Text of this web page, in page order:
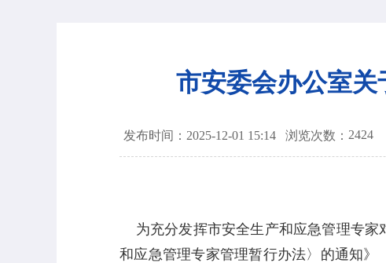
市安委会办公室
发布时间：2025-12-01 15:14 浏览次数： 2424
为充分发挥市安全生产和应急管理专家
和应急管理专家管理暂行办法〉的通知》